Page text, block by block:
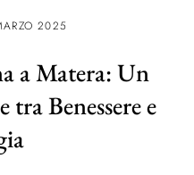
2025
a Matera: Un
tra Benessere e